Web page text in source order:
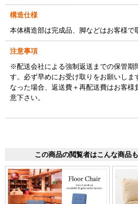
構造仕様
本体構造部は完成品、脚などはお客様で
注意事項
※配送会社による強制返送までの保管期
す。必ず早めにお受け取りをお願いしま
なった場合、返送費＋再配送費はお客様
意下さい。
この商品の閲覧者はこんな商品